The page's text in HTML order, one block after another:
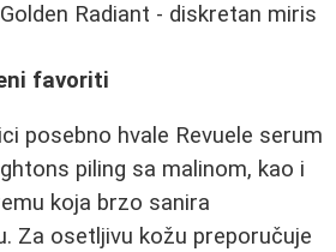
Radiant - diskretan miris
favoriti
posebno hvale Revuele serum
piling sa malinom, kao i
koja brzo sanira
Za osetljivu kožu preporučuje